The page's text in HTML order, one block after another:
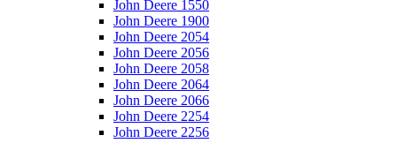
John Deere 1550
John Deere 1900
John Deere 2054
John Deere 2056
John Deere 2058
John Deere 2064
John Deere 2066
John Deere 2254
John Deere 2256